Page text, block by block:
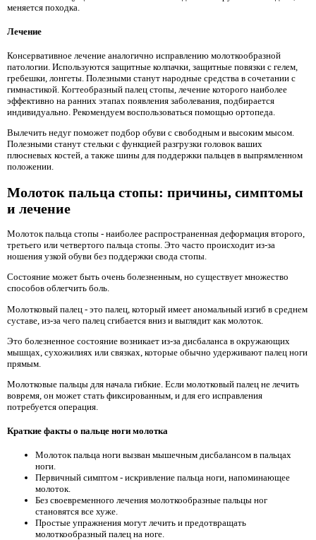
меняется походка.
Лечение
Консервативное лечение аналогично исправлению молоткообразной
патологии. Используются защитные колпачки, защитные повязки с гелем,
гребешки, лонгеты. Полезными станут народные средства в сочетании с
гимнастикой. Когтеобразный палец стопы, лечение которого наиболее
эффективно на ранних этапах появления заболевания, подбирается
индивидуально. Рекомендуем воспользоваться помощью ортопеда.
Вылечить недуг поможет подбор обуви с свободным и высоким мысом.
Полезными станут стельки с функцией разгрузки головок ваших
плюсневых костей, а также шины для поддержки пальцев в выпрямленном
положении.
Молоток пальца стопы: причины, симптомы
и лечение
Молоток пальца стопы - наиболее распространенная деформация второго,
третьего или четвертого пальца стопы. Это часто происходит из-за
ношения узкой обуви без поддержки свода стопы.
Состояние может быть очень болезненным, но существует множество
способов облегчить боль.
Молотковый палец - это палец, который имеет аномальный изгиб в среднем
суставе, из-за чего палец сгибается вниз и выглядит как молоток.
Это болезненное состояние возникает из-за дисбаланса в окружающих
мышцах, сухожилиях или связках, которые обычно удерживают палец ноги
прямым.
Молотковые пальцы для начала гибкие. Если молотковый палец не лечить
вовремя, он может стать фиксированным, и для его исправления
потребуется операция.
Краткие факты о пальце ноги молотка
Молоток пальца ноги вызван мышечным дисбалансом в пальцах
ноги.
Первичный симптом - искривление пальца ноги, напоминающее
молоток.
Без своевременного лечения молоткообразные пальцы ног
становятся все хуже.
Простые упражнения могут лечить и предотвращать
молоткообразный палец на ноге.